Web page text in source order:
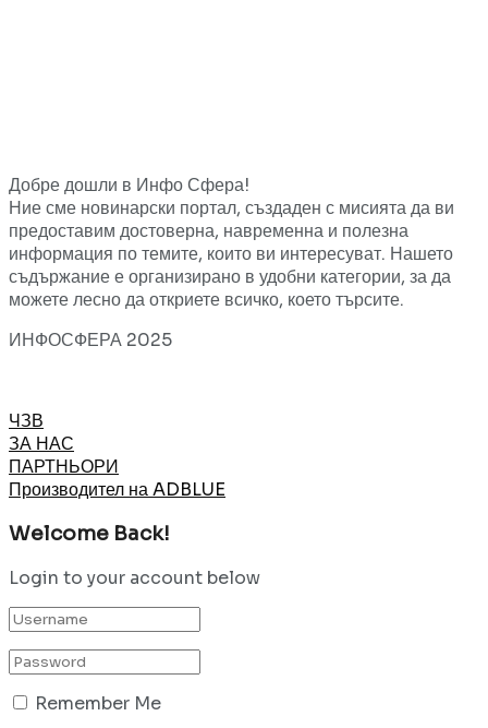
Добре дошли в Инфо Сфера!
Ние сме новинарски портал, създаден с мисията да ви
предоставим достоверна, навременна и полезна
информация по темите, които ви интересуват. Нашето
съдържание е организирано в удобни категории, за да
можете лесно да откриете всичко, което търсите.
ИНФОСФЕРА 2025
ЧЗВ
ЗА НАС
ПАРТНЬОРИ
Производител на ADBLUE
Welcome Back!
Login to your account below
Remember Me